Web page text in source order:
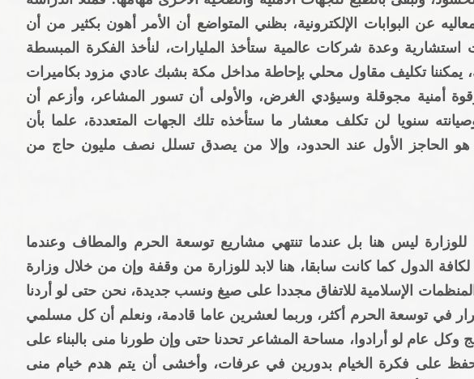
معاليه عن البوابات الإلكترونية، بظني المتواضع أن الأمر أهون بكثير من أن
وعدة شركات عالمية ستأخذ المليارات، لنأخذ الفكرة المبسطة
يمكننا تكليف مقاول محلي بإحاطة مداخل مكة بشبك عادي مزود بكاميرات
أمنية مجوقلة وسيؤدي الغرض، والأولى أن تسور المشاعر، وأزعم أن
سنويا لن تكلف معشار ما ستأخذه تلك الجهات المتعددة، علما بأن
هو الحاجز الأول عند الحدود، وإلا من يصدق تسلل نصف مليون حاج من
للوزارة ليس هنا بل عندما تنتهي مشاريع توسعة الحرم والمطاف وعندما
الدول كما كانت سابقا، هنا لابد للوزارة من وقفة وإن من خلال وزارة
المنظمات الإسلامية للاتفاق مجددا على صيغ ونسب جديدة، نحن حتى لو أردنا
في توسعة الحرم أكثر، وربما لعشرين عاما قادمة، ونعلم أن كل مسلمي
وكل عام لو أرادوا، مساحة المشاعر تحدنا حتى وإن طورنا منى بالبناء على
على فكرة الخيام بدورين في عرفات، وأخشى أن يتم هدم خيام منى